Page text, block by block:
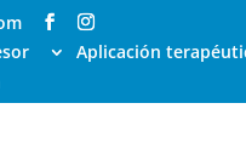
Aplicación